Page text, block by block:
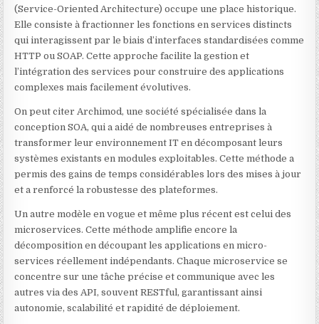
(Service-Oriented Architecture) occupe une place historique.
Elle consiste à fractionner les fonctions en services distincts
qui interagissent par le biais d’interfaces standardisées comme
HTTP ou SOAP. Cette approche facilite la gestion et
l’intégration des services pour construire des applications
complexes mais facilement évolutives.
On peut citer Archimod, une société spécialisée dans la
conception SOA, qui a aidé de nombreuses entreprises à
transformer leur environnement IT en décomposant leurs
systèmes existants en modules exploitables. Cette méthode a
permis des gains de temps considérables lors des mises à jour
et a renforcé la robustesse des plateformes.
Un autre modèle en vogue et même plus récent est celui des
microservices. Cette méthode amplifie encore la
décomposition en découpant les applications en micro-
services réellement indépendants. Chaque microservice se
concentre sur une tâche précise et communique avec les
autres via des API, souvent RESTful, garantissant ainsi
autonomie, scalabilité et rapidité de déploiement.